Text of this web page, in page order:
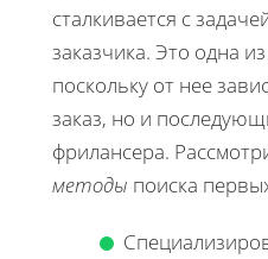
сталкивается с
заказчика. Это одна
поскольку от нее
заказ, но и
фрилансера.
методы поиска